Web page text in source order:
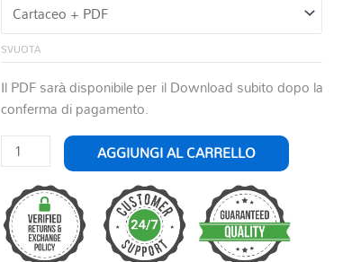
SVUOTA
Il PDF sarà disponibile per il Download subito dopo la
conferma di pagamento.
JEWISH
SUITE
PER
CLARINETTO
E
QUARTETTO
AGGIUNGI AL CARRELLO